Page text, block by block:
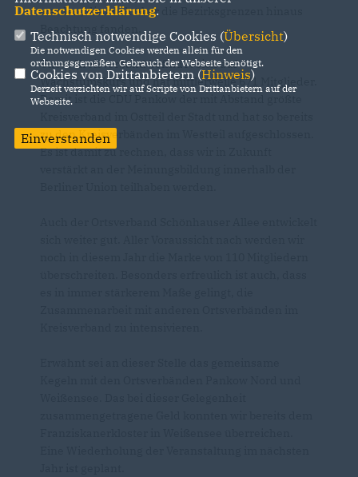
werden, die auch über die Bezirksgrenzen hinaus
Beachtung fanden.
Unser Kreisverband befindet sich auf
Wachstumskurs und hat mittlerweile 671 Mitglieder.
Damit ist die CDU Pankow der mit Abstand größte
zu den Kreisverbänden im Westteil aufgeschlossen.
Es ist damit zu rechnen, dass wir in Zukunft
Datenschutzerklärung.
Technisch notwendige Cookies (Übersicht)
Die notwendigen Cookies werden allein für den
ordnungsgemäßen Gebrauch der Webseite benötigt.
Cookies von Drittanbietern (Hinweis)
Derzeit verzichten wir auf Scripte von Drittanbietern auf der
Webseite.
Einverstanden